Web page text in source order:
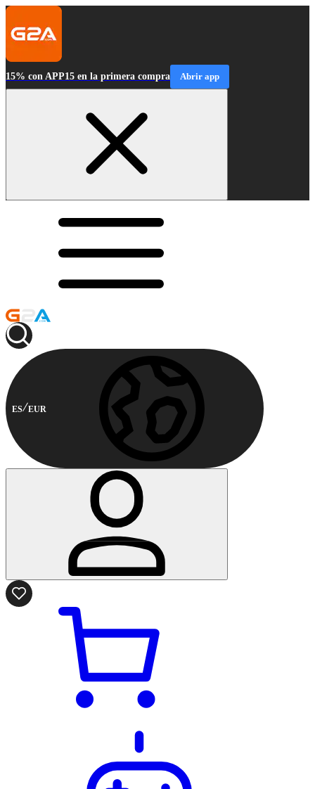
15% con APP15 en la primera compra Abrir app
ES EUR